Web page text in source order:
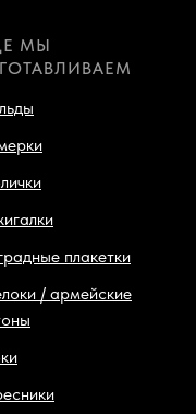
МЫ
плакетки
/ армейские